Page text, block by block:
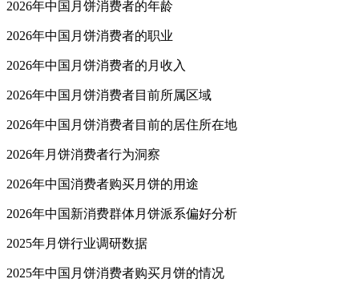
2026年中国月饼消费者的年龄
2026年中国月饼消费者的职业
2026年中国月饼消费者的月收入
2026年中国月饼消费者目前所属区域
2026年中国月饼消费者目前的居住所在地
2026年月饼消费者行为洞察
2026年中国消费者购买月饼的用途
2026年中国新消费群体月饼派系偏好分析
2025年月饼行业调研数据
2025年中国月饼消费者购买月饼的情况